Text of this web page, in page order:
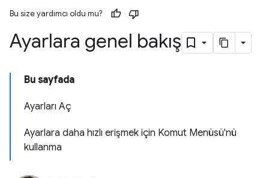
Bu size yardımcı oldu mu?
Ayarlara genel bakış
Bu sayfada
Ayarları Aç
Ayarlara daha hızlı erişmek için Komut Menüsü'nü
kullanma